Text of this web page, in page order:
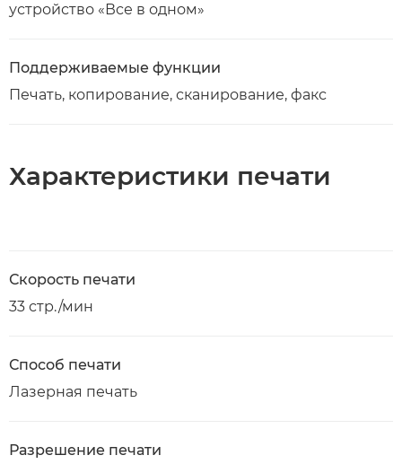
устройство «Все в одном»
Поддерживаемые функции
Печать, копирование, сканирование, факс
Характеристики печати
Скорость печати
33 стр./мин
Способ печати
Лазерная печать
Разрешение печати